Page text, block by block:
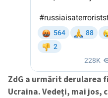
ZdG a urmărit derularea
Ucraina. Vedeți, mai jos,